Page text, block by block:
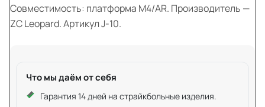
Совместимость: платформа M4/AR. Производитель —
ZC Leopard. Артикул J-10.
Что мы даём от себя
Гарантия 14 дней на страйкбольные изделия.